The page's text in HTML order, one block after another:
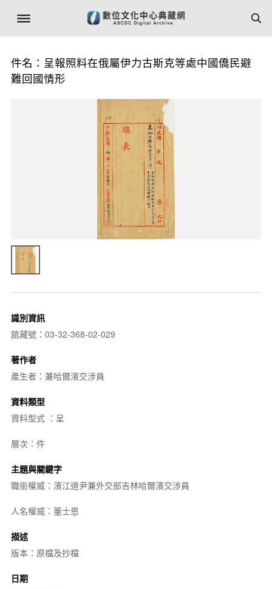
件名：呈報照料在俄屬伊力古斯克等處中國僑民避
難回國情形
識別資訊
館藏號：03-32-368-02-029
著作者
產生者：兼哈爾濱交涉員
資料類型
資料型式 ：呈
層次：件
主題與關鍵字
職銜權威：濱江道尹兼外交部吉林哈爾濱交涉員
人名權威：董士恩
描述
版本：原檔及抄檔
日期